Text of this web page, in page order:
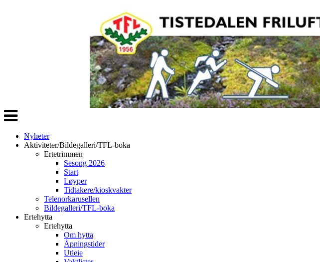
Veksle
navigasjon
Nyheter
Aktiviteter/Bildegalleri/TFL-boka
Ertetrimmen
Sesong 2026
Start
Løyper
Tidtakere/kioskvakter
Telenorkarusellen
Bildegalleri/TFL-boka
Ertehytta
Ertehytta
Om hytta
Åpningstider
Utleie